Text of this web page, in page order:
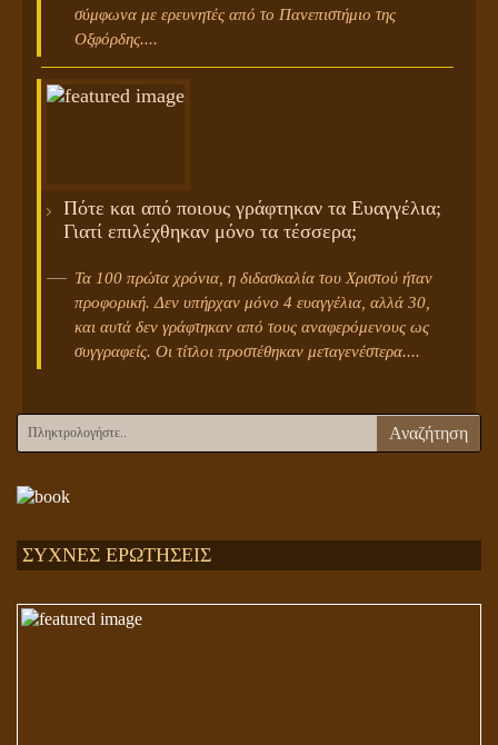
σύμφωνα με ερευνητές από το Πανεπιστήμιο της
Οξφόρδης....
Πότε και από ποιους γράφτηκαν τα Ευαγγέλια;
Γιατί επιλέχθηκαν μόνο τα τέσσερα;
Τα 100 πρώτα χρόνια, η διδασκαλία του Χριστού ήταν
προφορική. Δεν υπήρχαν μόνο 4 ευαγγέλια, αλλά 30,
και αυτά δεν γράφτηκαν από τους αναφερόμενους ως
συγγραφείς. Οι τίτλοι προστέθηκαν μεταγενέστερα....
Αναζήτηση
ΣΥΧΝΕΣ ΕΡΩΤΗΣΕΙΣ